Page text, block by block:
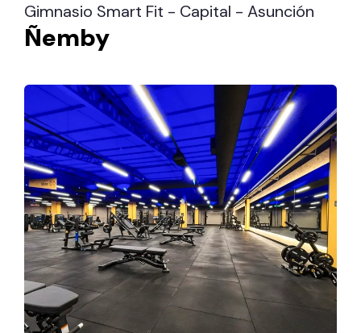
Gimnasio Smart Fit - Capital - Asunción
Ñemby